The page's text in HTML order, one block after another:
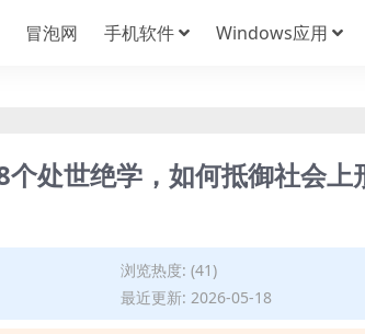
冒泡网 手机软件 Windows应用
处世绝学，如何抵御社会上
浏览热度: (41)
最近更新: 2026-05-18